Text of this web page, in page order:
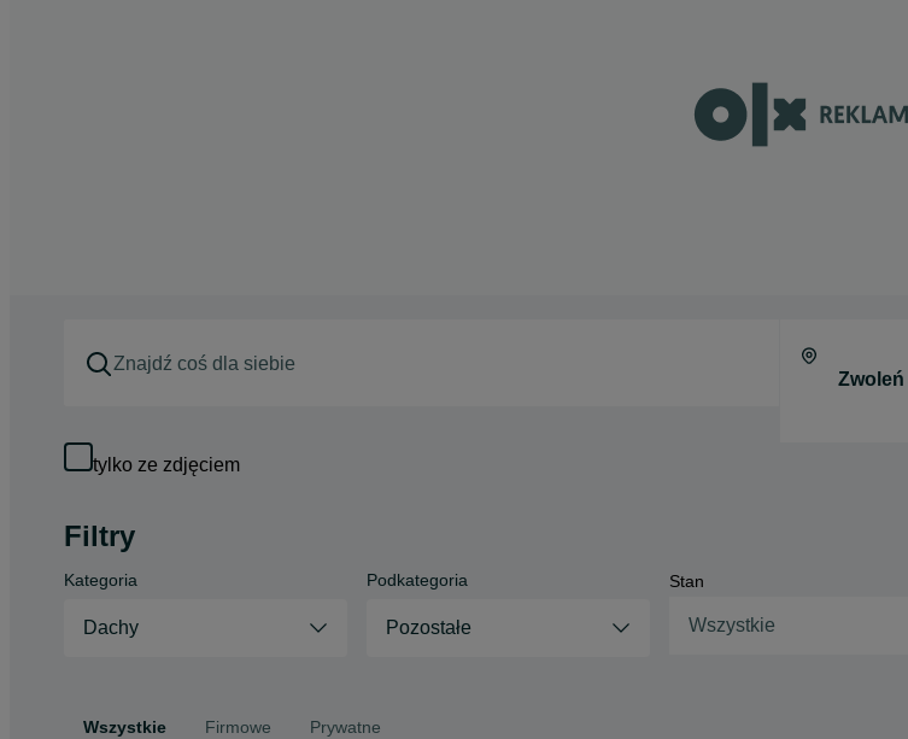
tylko ze zdjęciem
Filtry
Kategoria
Dachy
Podkategoria
Pozostałe
Stan
Wszystkie
Wszystkie Firmowe Prywatne